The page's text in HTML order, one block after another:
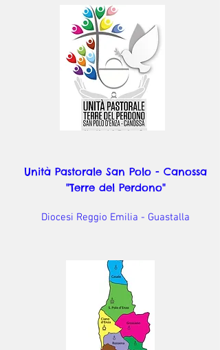
Unità Pastorale San Polo - Canossa
"Terre del Perdono"
Diocesi Reggio Emilia - Guastalla